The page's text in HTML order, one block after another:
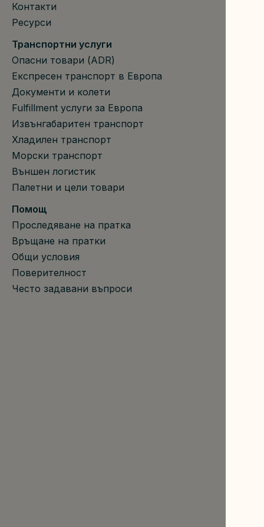
Контакти
Ресурси
Транспортни услуги
Опасни товари (ADR)
Експресен транспорт в Европа
Документи и колети
Fulfillment услуги за Европа
Извънгабаритен транспорт
Хладилен транспорт
Морски транспорт
Външен логистик
Палетни и цели товари
Помощ
Проследяване на пратка
Връщане на пратки
Общи условия
Поверителност
Често задавани въпроси